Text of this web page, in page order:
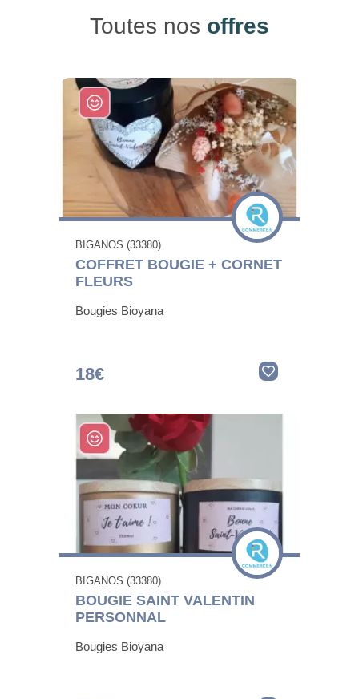
Toutes nos offres
BIGANOS (33380)
COFFRET BOUGIE + CORNET
FLEURS
Bougies Bioyana
18€
BIGANOS (33380)
BOUGIE SAINT VALENTIN
PERSONNAL
Bougies Bioyana